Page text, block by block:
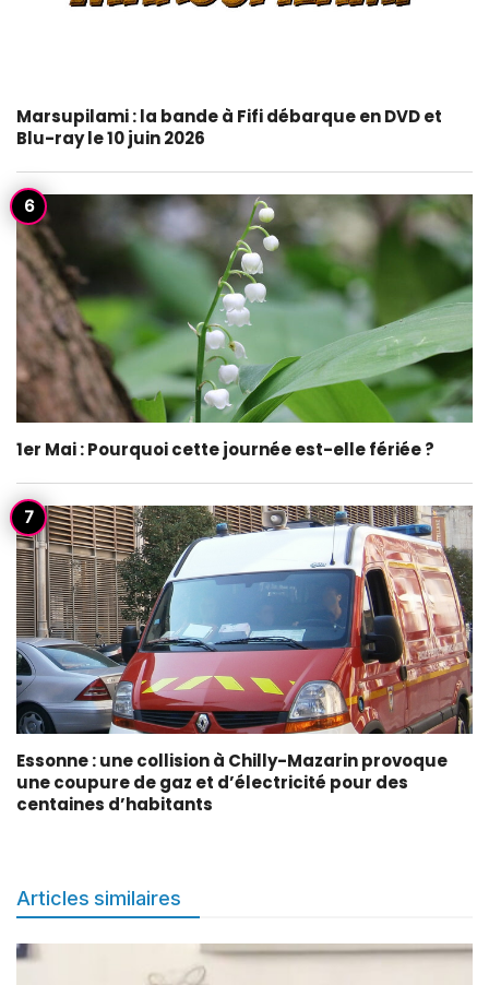
Marsupilami : la bande à Fifi débarque en DVD et
Blu-ray le 10 juin 2026
1er Mai : Pourquoi cette journée est-elle fériée ?
Essonne : une collision à Chilly-Mazarin provoque
une coupure de gaz et d’électricité pour des
centaines d’habitants
Articles similaires